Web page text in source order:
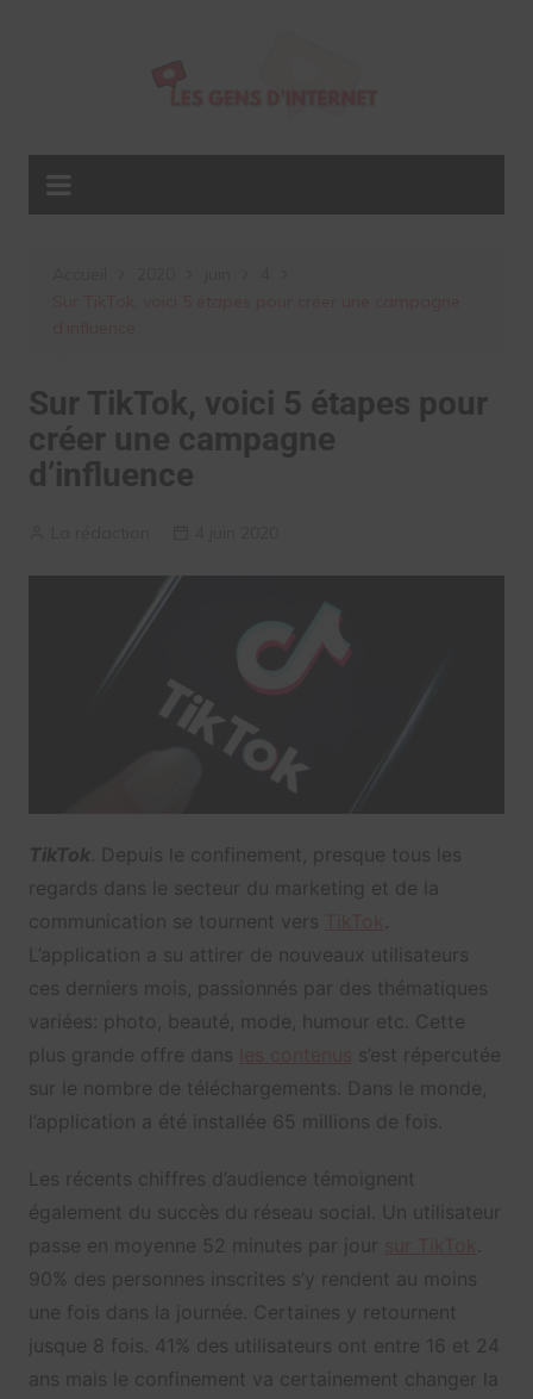
Sur TikTok, voici 5 étapes pour
créer une campagne
d’influence
TikTok . Depuis le confinement, presque tous les
regards dans le secteur du marketing et de la
communication se tournent vers
L’application a su attirer de nouveaux utilisateurs
ces derniers mois, passionnés par des thématiques
variées: photo, beauté, mode, humour etc. Cette
plus grande offre dans
s’est répercutée
sur le nombre de téléchargements. Dans le monde,
l’application a été installée 65 millions de fois.
Les récents chiffres d’audience témoignent
également du succès du réseau social. Un utilisateur
passe en moyenne 52 minutes par jour
90% des personnes inscrites s’y rendent au moins
une fois dans la journée. Certaines y retournent
jusque 8 fois. 41% des utilisateurs ont entre 16 et 24
ans mais le confinement va certainement changer la